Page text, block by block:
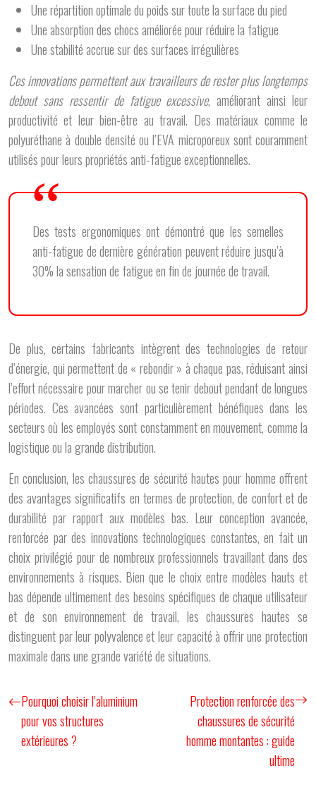
Une répartition optimale du poids sur toute la surface du pied
Une absorption des chocs améliorée pour réduire la fatigue
Une stabilité accrue sur des surfaces irrégulières
Ces innovations permettent aux travailleurs de rester plus longtemps
debout sans ressentir de fatigue excessive, améliorant ainsi leur
productivité et leur bien-être au travail. Des matériaux comme le
polyuréthane à double densité ou l’EVA microporeux sont couramment
utilisés pour leurs propriétés anti-fatigue exceptionnelles.
Des tests ergonomiques ont démontré que les semelles
anti-fatigue de dernière génération peuvent réduire jusqu’à
30% la sensation de fatigue en fin de journée de travail.
De plus, certains fabricants intègrent des technologies de retour
d’énergie, qui permettent de « rebondir » à chaque pas, réduisant ainsi
l’effort nécessaire pour marcher ou se tenir debout pendant de longues
périodes. Ces avancées sont particulièrement bénéfiques dans les
secteurs où les employés sont constamment en mouvement, comme la
logistique ou la grande distribution.
En conclusion, les chaussures de sécurité hautes pour homme offrent
des avantages significatifs en termes de protection, de confort et de
durabilité par rapport aux modèles bas. Leur conception avancée,
renforcée par des innovations technologiques constantes, en fait un
choix privilégié pour de nombreux professionnels travaillant dans des
environnements à risques. Bien que le choix entre modèles hauts et
bas dépende ultimement des besoins spécifiques de chaque utilisateur
et de son environnement de travail, les chaussures hautes se
distinguent par leur polyvalence et leur capacité à offrir une protection
maximale dans une grande variété de situations.
Pourquoi choisir l’aluminium
pour vos structures
extérieures ?
Protection renforcée des
chaussures de sécurité
homme montantes : guide
ultime